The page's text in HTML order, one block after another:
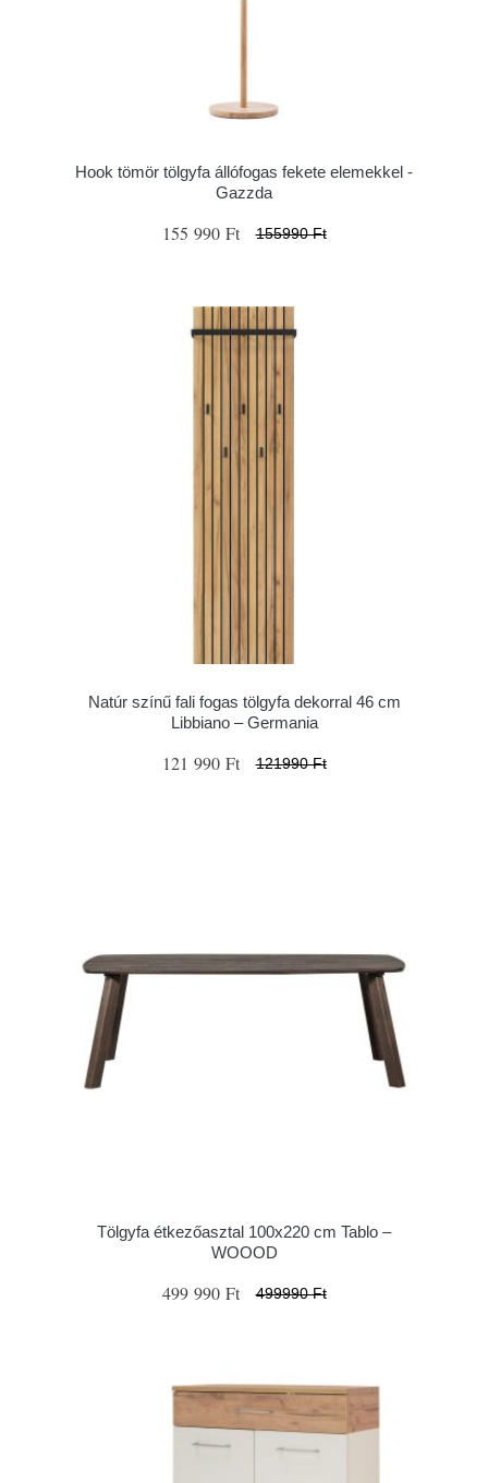
Hook tömör tölgyfa állófogas fekete elemekkel -
Gazzda
155 990 Ft 155990 Ft
Natúr színű fali fogas tölgyfa dekorral 46 cm
Libbiano – Germania
121 990 Ft 121990 Ft
Tölgyfa étkezőasztal 100x220 cm Tablo –
WOOOD
499 990 Ft 499990 Ft